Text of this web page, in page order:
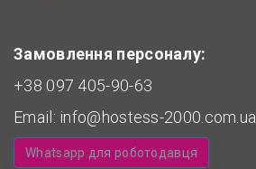
Замовлення персоналу:
+38 097 405-90-63
Email: info@hostess-2000.com.ua
Whatsapp для роботодавця